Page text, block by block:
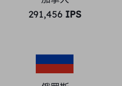
291,456 IPS